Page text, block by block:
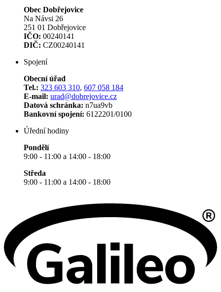
Obec Dobřejovice
Na Návsi 26
251 01 Dobřejovice
IČO: 00240141
DIČ: CZ00240141
Spojení
Obecní úřad
Tel.: 323 603 310, 607 058 184
E-mail: urad@dobrejovice.cz
Datová schránka: n7ua9vb
Bankovní spojení: 6122201/0100
Úřední hodiny
Pondělí
9:00 - 11:00 a 14:00 - 18:00
Středa
9:00 - 11:00 a 14:00 - 18:00